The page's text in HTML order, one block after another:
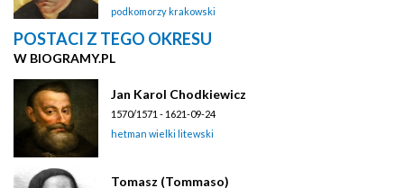
podkomorzy krakowski
POSTACI Z TEGO OKRESU
W BIOGRAMY.PL
Jan Karol Chodkiewicz
1570/1571 - 1621-09-24
hetman wielki litewski
Tomasz (Tommaso)